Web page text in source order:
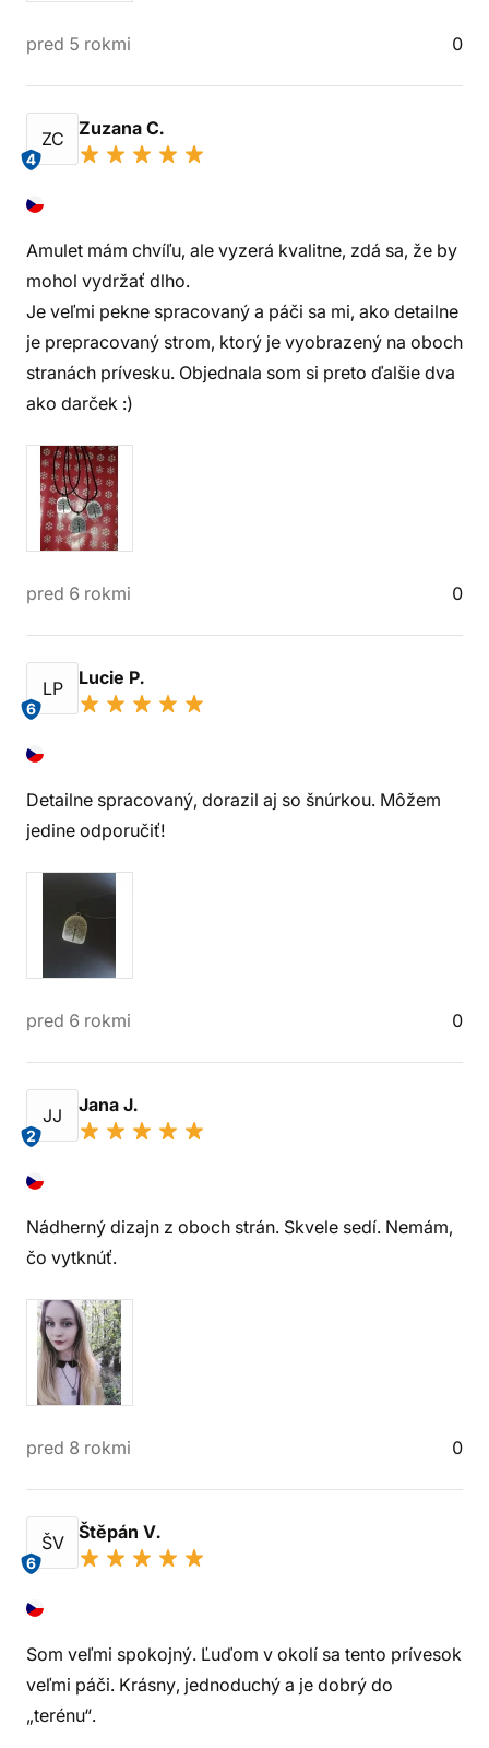
pred 5 rokmi 0
ZC
4
Zuzana C.
Amulet mám chvíľu, ale vyzerá kvalitne, zdá sa, že by
mohol vydržať dlho.
Je veľmi pekne spracovaný a páči sa mi, ako detailne
je prepracovaný strom, ktorý je vyobrazený na oboch
stranách prívesku. Objednala som si preto ďalšie dva
ako darček :)
pred 6 rokmi 0
LP
6
Lucie P.
Detailne spracovaný, dorazil aj so šnúrkou. Môžem
jedine odporučiť!
pred 6 rokmi 0
JJ
2
Jana J.
Nádherný dizajn z oboch strán. Skvele sedí. Nemám,
čo vytknúť.
pred 8 rokmi 0
ŠV
6
Štěpán V.
Som veľmi spokojný. Ľuďom v okolí sa tento prívesok
veľmi páči. Krásny, jednoduchý a je dobrý do
„terénu“.